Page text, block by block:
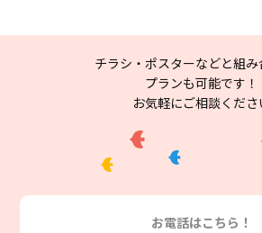
チラシ・ポスターなどと組み
プランも可能です！
お気軽にご相談くださ
お電話はこちら！